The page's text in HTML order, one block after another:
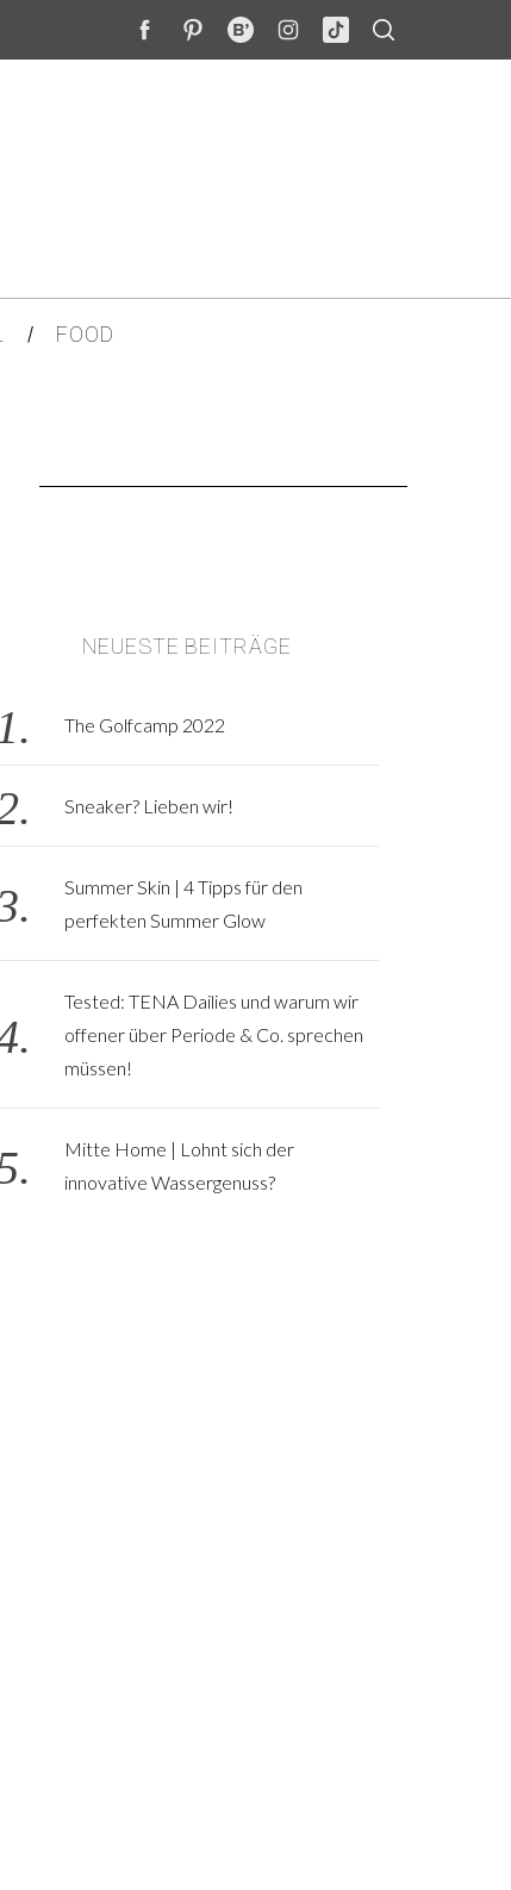
FOOD
NEUESTE BEITRÄGE
The Golfcamp 2022
Sneaker? Lieben wir!
Summer Skin | 4 Tipps für den
perfekten Summer Glow
Tested: TENA Dailies und warum wir
offener über Periode & Co. sprechen
müssen!
Mitte Home | Lohnt sich der
innovative Wassergenuss?